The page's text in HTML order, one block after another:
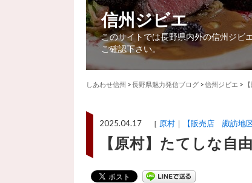
信州ジビエ
このサイトでは長野県内外の信州ジビ
ご確認下さい。
しあわせ信州 >長野県魅力発信ブログ >信州ジビエ >
2025.04.17 ［ 原村 【販売店 諏訪地区
【原村】たてしな